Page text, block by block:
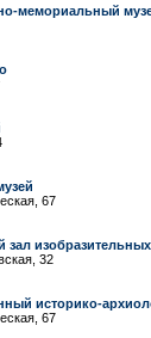
мемориальный
67
изобразительных
32
историко-
67